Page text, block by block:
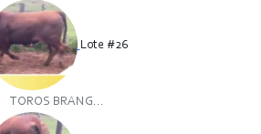
Lote #26
TOROS BRANG...